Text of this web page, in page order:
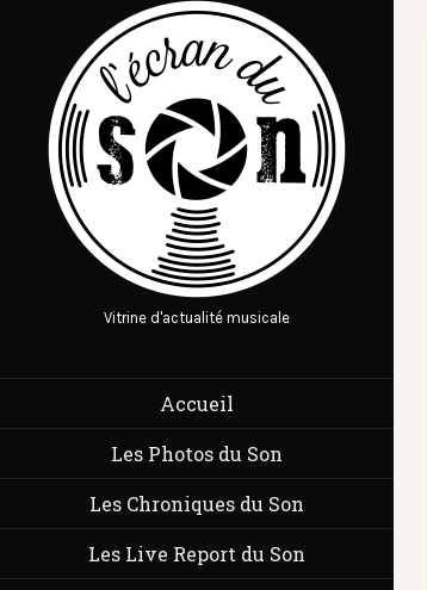
Vitrine d'actualité musicale
Accueil
Les Photos du Son
Les Chroniques du Son
Les Live Report du Son